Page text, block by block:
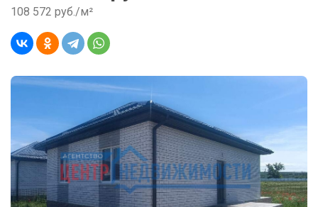
108 572 руб./м²